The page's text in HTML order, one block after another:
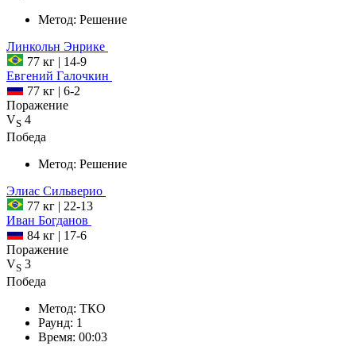
Метод: Решение
Линкольн Энрике
77 кг | 14-9
Евгений Галочкин
77 кг | 6-2
Поражение
VS 4
Победа
Метод: Решение
Элиас Сильверио
77 кг | 22-13
Иван Богданов
84 кг | 17-6
Поражение
VS 3
Победа
Метод: ТКО
Раунд: 1
Время: 00:03